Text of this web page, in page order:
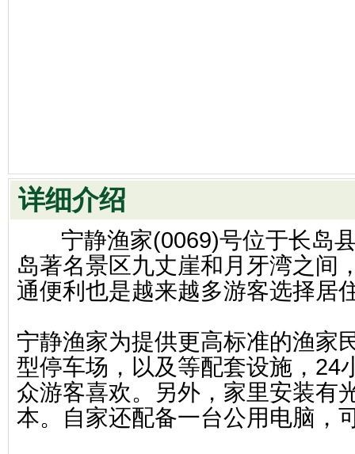
详细介绍
宁静渔家(0069)号位于长岛县
岛著名景区九丈崖和月牙湾之间
通便利也是越来越多游客选择居
宁静渔家为提供更高标准的渔家
型停车场，以及等配套设施，24
众游客喜欢。另外，家里安装有
本。自家还配备一台公用电脑，